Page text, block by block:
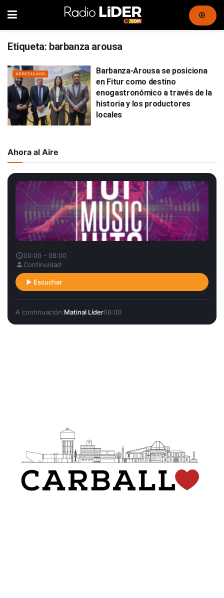
Etiqueta: barbanza arousa
#DESTACADO
Barbanza-Arousa se posiciona
en Fitur como destino
enogastronómico a través de la
historia y los productores
locales
Ahora al Aire
00:00 - 08:00
Continuidad
Escuchar
A continuación:Matinal Líder08:00